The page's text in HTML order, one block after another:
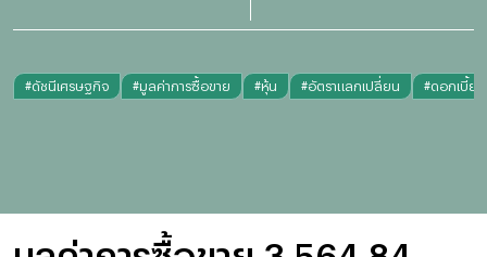
#ดัชนีเศรษฐกิจ #มูลค่าการซื้อขาย #หุ้น #อัตราแลกเปลี่ยน #ดอกเบี้ย